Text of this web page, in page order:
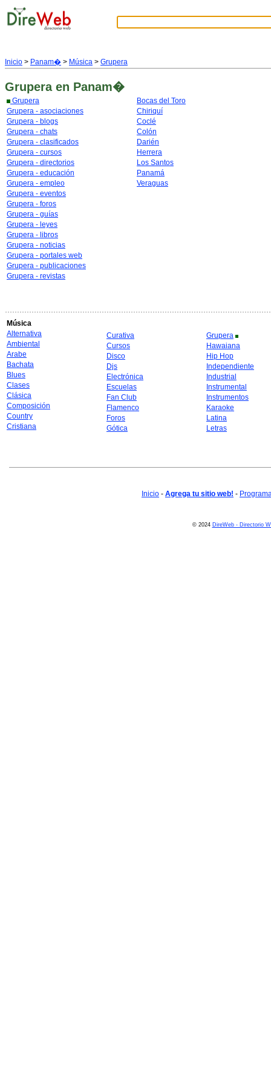
Inicio > Panam� > Música > Grupera
Grupera en Panam�
Grupera
Grupera - asociaciones
Grupera - blogs
Grupera - chats
Grupera - clasificados
Grupera - cursos
Grupera - directorios
Grupera - educación
Grupera - empleo
Grupera - eventos
Grupera - foros
Grupera - guías
Grupera - leyes
Grupera - libros
Grupera - noticias
Grupera - portales web
Grupera - publicaciones
Grupera - revistas
Bocas del Toro
Chiriquí
Coclé
Colón
Darién
Herrera
Los Santos
Panamá
Veraguas
Música
Alternativa
Ambiental
Arabe
Bachata
Blues
Clases
Clásica
Composición
Country
Cristiana
Curativa
Cursos
Disco
Djs
Electrónica
Escuelas
Fan Club
Flamenco
Foros
Gótica
Grupera
Hawaiana
Hip Hop
Independiente
Industrial
Instrumental
Instrumentos
Karaoke
Latina
Letras
Inicio - Agrega tu sitio web! -
© 2024 DireWeb - Directorio